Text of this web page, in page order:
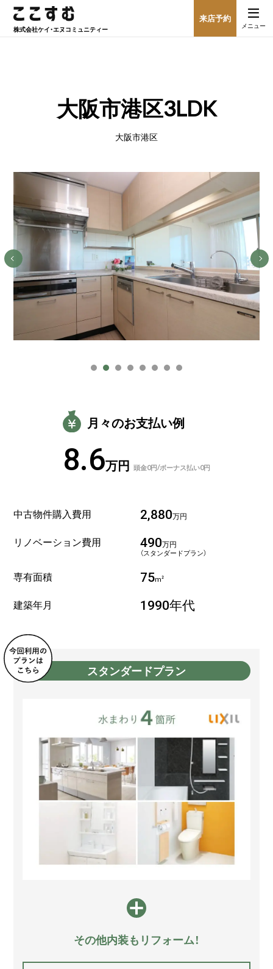
株式会社ケイ・エヌコミュニティー
来店予約
メニュー
大阪市港区3LDK
大阪市港区
月々のお支払い例
8.6万円 頭金0円/ボーナス払い0円
中古物件購入費用 2,880万円
リノベーション費用 490万円
（スタンダードプラン）
専有面積 75m²
建築年月 1990年代
スタンダードプラン
その他内装もリフォーム！